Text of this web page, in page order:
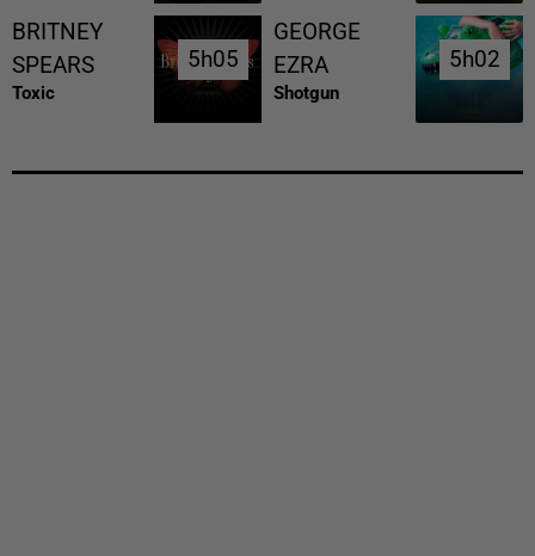
BRITNEY
SPEARS
Toxic
5h05
5h05
GEORGE
EZRA
Shotgun
5h02
5h02